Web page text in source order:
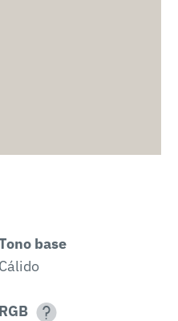
base
Cálido
RGB